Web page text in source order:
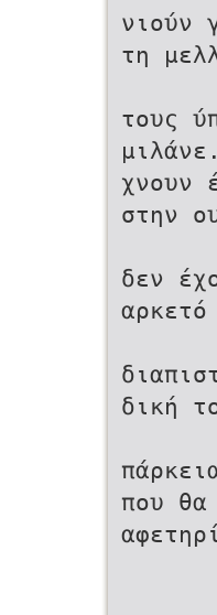
νιούν
τη
τους
χνουν
στην
δεν
αρκετό
δική
που θα